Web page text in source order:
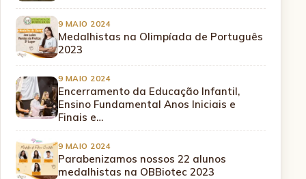
9 MAIO 2024
Medalhistas na Olimpíada de Português
2023
9 MAIO 2024
Encerramento da Educação Infantil,
Ensino Fundamental Anos Iniciais e
Finais e…
9 MAIO 2024
Parabenizamos nossos 22 alunos
medalhistas na OBBiotec 2023